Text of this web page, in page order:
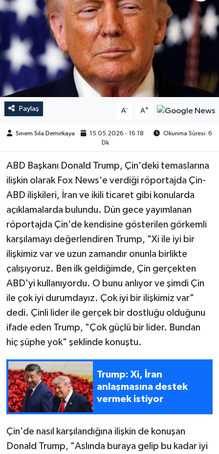
Paylaş A- A+
Sinem Sıla Demirkaya 15.05.2026 - 16:18
Okunma Süresi: 6
Dk
ABD Başkanı Donald Trump, Çin'deki temaslarına
ilişkin olarak Fox News'e verdiği röportajda Çin-
ABD ilişkileri, İran ve ikili ticaret gibi konularda
açıklamalarda bulundu. Dün gece yayımlanan
röportajda Çin'de kendisine gösterilen görkemli
karşılamayı değerlendiren Trump, "Xi ile iyi bir
ilişkimiz var ve uzun zamandır onunla birlikte
çalışıyoruz. Ben ilk geldiğimde, Çin gerçekten
ABD'yi kullanıyordu. O bunu anlıyor ve şimdi Çin
ile çok iyi durumdayız. Çok iyi bir ilişkimiz var"
dedi. Çinli lider ile gerçek bir dostluğu olduğunu
ifade eden Trump, "Çok güçlü bir lider. Bundan
hiç şüphe yok" şeklinde konuştu.
Trump: Xi, İran
anlaşmasına destek
vermek istiyor
Çin'de nasıl karşılandığına ilişkin de konuşan
Donald Trump, "Aslında buraya gelip bu kadar iyi